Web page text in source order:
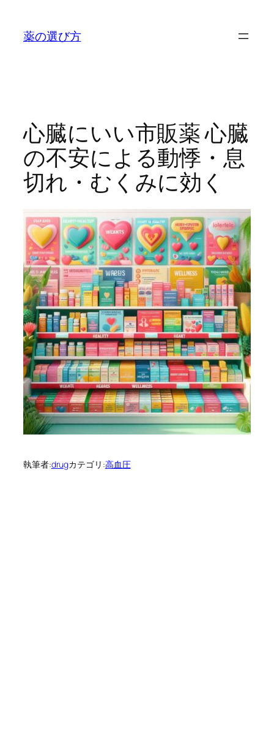
薬の選び方
心臓にいい市販薬 心臓
の不安による動悸・息
切れ・むくみに効く
執筆者:drugカテゴリ:高血圧